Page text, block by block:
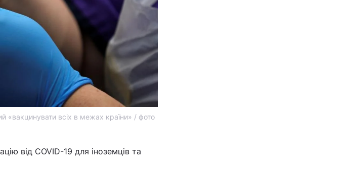
«вакцинувати всіх в межах країни» / фото
від COVID-19 для іноземців та